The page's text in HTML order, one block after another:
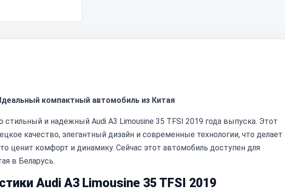
компактный автомобиль из Китая
и надежный Audi A3 Limousine 35 TFSI 2019 года выпуска. Этот
качество, элегантный дизайн и современные технологии, что делает
ценит комфорт и динамику. Сейчас этот автомобиль доступен для
в Беларусь.
Audi A3 Limousine 35 TFSI 2019